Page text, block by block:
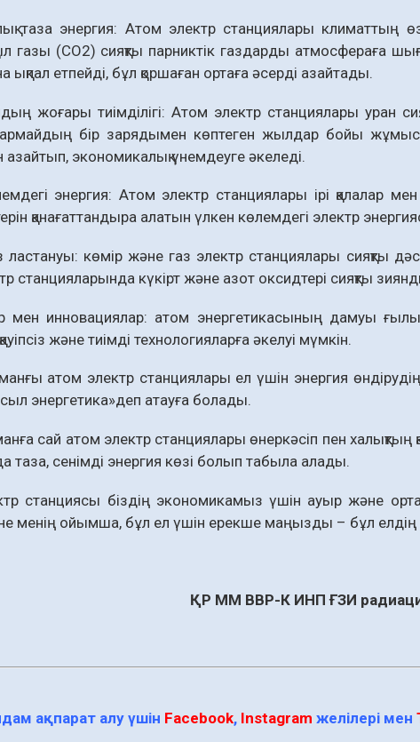
таза энергия: Атом электр станциялары климаттың
газы (СО2) сияқты парниктік газдарды атмосфераға
ықпал етпейді, бұл қоршаған ортаға әсерді азайтады.
жоғары тиімділігі: Атом электр станциялары уран
бір зарядымен көптеген жылдар бойы
азайтып, экономикалық үнемдеуге әкеледі.
энергия: Атом электр станциялары ірі қалалар
қанағаттандыра алатын үлкен көлемдегі электр
көмір және газ электр станциялары сияқты
станцияларында күкірт және азот оксидтері сияқты
мен инновациялар: атом энергетикасының дамуы
және тиімді технологияларға әкелуі мүмкін.
атом электр станциялары ел үшін энергия
энергетика»деп атауға болады.
сай атом электр станциялары өнеркәсіп пен халықтың
таза, сенімді энергия көзі болып табыла алады.
станциясы біздің экономикамыз үшін ауыр және
менің ойымша, бұл ел үшін ерекше маңызды – бұл елдің
ҚР ММ ВВР-К ИНП ҒЗИ
ақпарат алу үшін Facebook, Instagram желілері мен